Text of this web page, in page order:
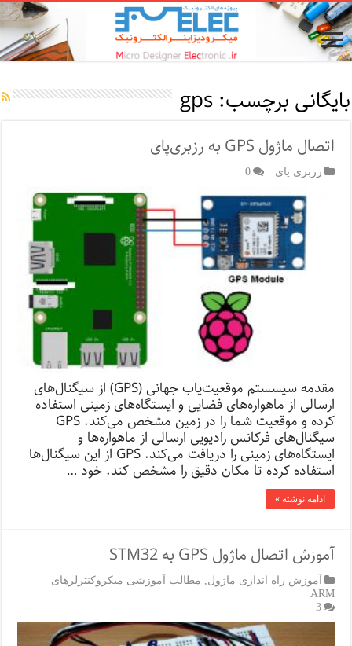
بایگانی برچسب:gps
اتصال ماژول GPS به رزبری‌پای
رزبری پای 0
مقدمه سیسستم موقعیت‌یاب جهانی (GPS) از سیگنال‌های
ارسالی از ماهواره‌های فضایی و ایستگاه‌های زمینی استفاده
کرده و موقعیت شما را در زمین مشخص می‌کند. GPS
سیگنال‌های فرکانس رادیویی ارسالی از ماهواره‌ها و
ایستگاه‌های زمینی را دریافت می‌کند. GPS از این سیگنال‌ها
استفاده کرده تا مکان دقیق را مشخص کند. خود …
ادامه نوشته »
آموزش اتصال ماژول GPS به STM32
آموزش راه اندازی ماژول
مطالب آموزشی میکروکنترلرهای
ARM
3